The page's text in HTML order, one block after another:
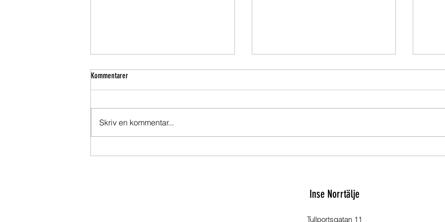
VinterREA - 60% off !!
REASTART Winter
Kommentarer
Skriv en kommentar...
Inse Norrtälje
Tullportsgatan 11